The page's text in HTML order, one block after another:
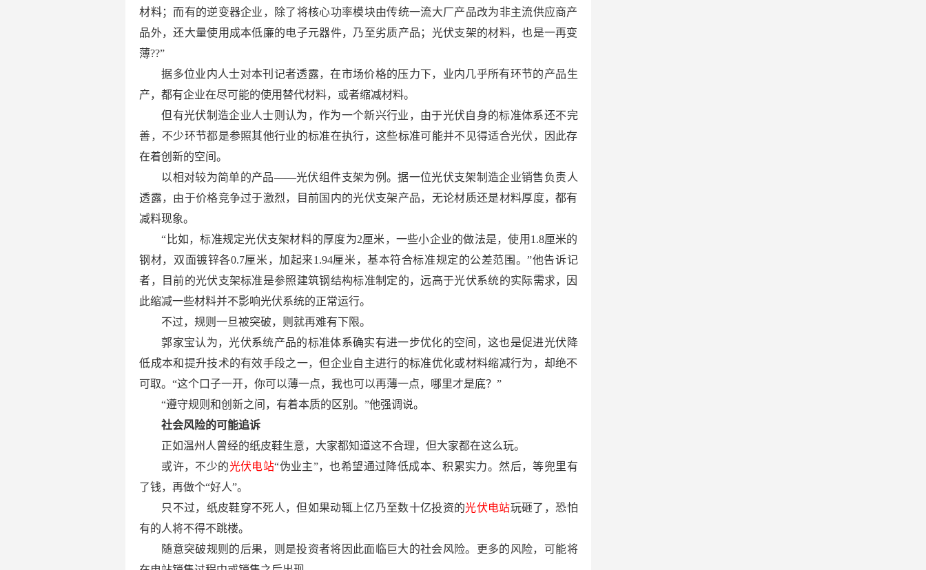
材料；而有的逆变器企业，除了将核心功率模块由传统一流大厂产品改为非主流供应商产
品外，还大量使用成本低廉的电子元器件，乃至劣质产品；光伏支架的材料，也是一再变
薄??”
据多位业内人士对本刊记者透露，在市场价格的压力下，业内几乎所有环节的产品生
产，都有企业在尽可能的使用替代材料，或者缩减材料。
但有光伏制造企业人士则认为，作为一个新兴行业，由于光伏自身的标准体系还不完
善，不少环节都是参照其他行业的标准在执行，这些标准可能并不见得适合光伏，因此存
在着创新的空间。
以相对较为简单的产品——光伏组件支架为例。据一位光伏支架制造企业销售负责人
透露，由于价格竞争过于激烈，目前国内的光伏支架产品，无论材质还是材料厚度，都有
减料现象。
“比如，标准规定光伏支架材料的厚度为2厘米，一些小企业的做法是，使用1.8厘米的
钢材，双面镀锌各0.7厘米，加起来1.94厘米，基本符合标准规定的公差范围。”他告诉记
者，目前的光伏支架标准是参照建筑钢结构标准制定的，远高于光伏系统的实际需求，因
此缩减一些材料并不影响光伏系统的正常运行。
不过，规则一旦被突破，则就再难有下限。
郭家宝认为，光伏系统产品的标准体系确实有进一步优化的空间，这也是促进光伏降
低成本和提升技术的有效手段之一，但企业自主进行的标准优化或材料缩减行为，却绝不
可取。“这个口子一开，你可以薄一点，我也可以再薄一点，哪里才是底？”
“遵守规则和创新之间，有着本质的区别。”他强调说。
社会风险的可能追诉
正如温州人曾经的纸皮鞋生意，大家都知道这不合理，但大家都在这么玩。
或许，不少的光伏电站“伪业主”，也希望通过降低成本、积累实力。然后，等兜里有
了钱，再做个“好人”。
只不过，纸皮鞋穿不死人，但如果动辄上亿乃至数十亿投资的光伏电站玩砸了，恐怕
有的人将不得不跳楼。
随意突破规则的后果，则是投资者将因此面临巨大的社会风险。更多的风险，可能将